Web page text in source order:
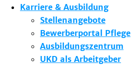
Karriere & Ausbildung
Stellenangebote
Bewerberportal Pflege
Ausbildungszentrum
UKD als Arbeitgeber